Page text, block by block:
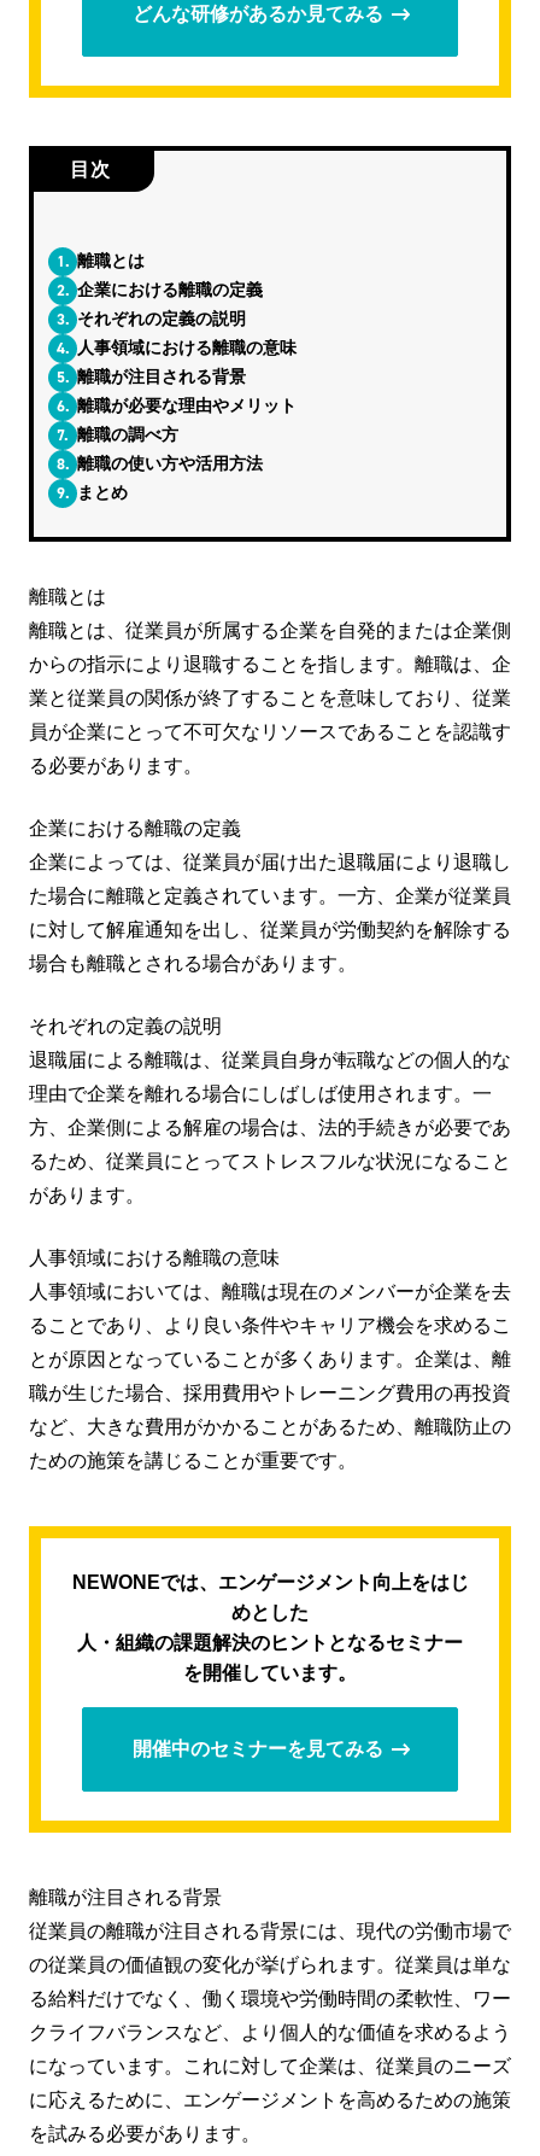
どんな研修があるか見てみる
目次
1. 離職とは
2. 企業における離職の定義
3. それぞれの定義の説明
4. 人事領域における離職の意味
5. 離職が注目される背景
6. 離職が必要な理由やメリット
7. 離職の調べ方
8. 離職の使い方や活用方法
9. まとめ
離職とは
離職とは、従業員が所属する企業を自発的または企業側
からの指示により退職することを指します。離職は、企
業と従業員の関係が終了することを意味しており、従業
員が企業にとって不可欠なリソースであることを認識す
る必要があります。
企業における離職の定義
企業によっては、従業員が届け出た退職届により退職し
た場合に離職と定義されています。一方、企業が従業員
に対して解雇通知を出し、従業員が労働契約を解除する
場合も離職とされる場合があります。
それぞれの定義の説明
退職届による離職は、従業員自身が転職などの個人的な
理由で企業を離れる場合にしばしば使用されます。一
方、企業側による解雇の場合は、法的手続きが必要であ
るため、従業員にとってストレスフルな状況になること
があります。
人事領域における離職の意味
人事領域においては、離職は現在のメンバーが企業を去
ることであり、より良い条件やキャリア機会を求めるこ
とが原因となっていることが多くあります。企業は、離
職が生じた場合、採用費用やトレーニング費用の再投資
など、大きな費用がかかることがあるため、離職防止の
ための施策を講じることが重要です。
NEWONEでは、エンゲージメント向上をはじ
めとした
人・組織の課題解決のヒントとなるセミナー
を開催しています。
開催中のセミナーを見てみる
離職が注目される背景
従業員の離職が注目される背景には、現代の労働市場で
の従業員の価値観の変化が挙げられます。従業員は単な
る給料だけでなく、働く環境や労働時間の柔軟性、ワー
クライフバランスなど、より個人的な価値を求めるよう
になっています。これに対して企業は、従業員のニーズ
に応えるために、エンゲージメントを高めるための施策
を試みる必要があります。